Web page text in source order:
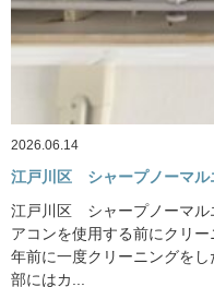
2026.06.14
江戸川区 シャープノーマル
江戸川区 シャープノーマル
アコンを使用する前にクリ
年前に一度クリーニングを
部にはカ...